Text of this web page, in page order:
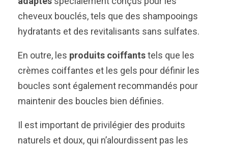
cheveux bouclés, tels que des shampooings
hydratants et des revitalisants sans sulfates.
En outre, les produits coiffantstels que les
crèmes coiffantes et les gels pour définir les
boucles sont également recommandés pour
maintenir des boucles bien définies.
Il est important de privilégier des produits
naturels et doux, qui n’alourdissent pas les